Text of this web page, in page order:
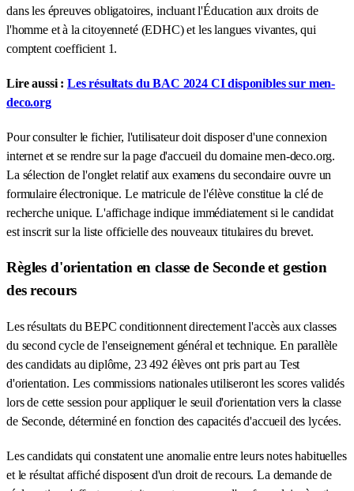
dans les épreuves obligatoires, incluant l'Éducation aux droits de
l'homme et à la citoyenneté (EDHC) et les langues vivantes, qui
comptent coefficient 1.
Lire aussi : Les résultats du BAC 2024 CI disponibles sur men-
deco.org
Pour consulter le fichier, l'utilisateur doit disposer d'une connexion
internet et se rendre sur la page d'accueil du domaine men-deco.org.
La sélection de l'onglet relatif aux examens du secondaire ouvre un
formulaire électronique. Le matricule de l'élève constitue la clé de
recherche unique. L'affichage indique immédiatement si le candidat
est inscrit sur la liste officielle des nouveaux titulaires du brevet.
Règles d'orientation en classe de Seconde et gestion
des recours
Les résultats du BEPC conditionnent directement l'accès aux classes
du second cycle de l'enseignement général et technique. En parallèle
des candidats au diplôme, 23 492 élèves ont pris part au Test
d'orientation. Les commissions nationales utiliseront les scores validés
lors de cette session pour appliquer le seuil d'orientation vers la classe
de Seconde, déterminé en fonction des capacités d'accueil des lycées.
Les candidats qui constatent une anomalie entre leurs notes habituelles
et le résultat affiché disposent d'un droit de recours. La demande de